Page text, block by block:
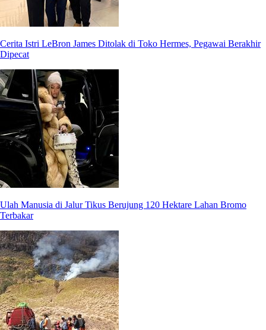
Cerita Istri LeBron James Ditolak di Toko Hermes, Pegawai Berakhir
Dipecat
Ulah Manusia di Jalur Tikus Berujung 120 Hektare Lahan Bromo
Terbakar